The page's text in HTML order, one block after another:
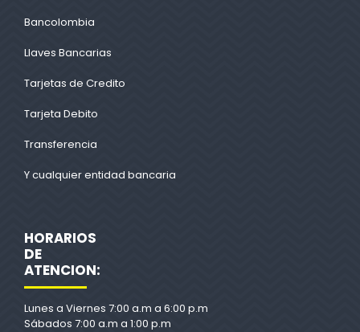
Bancolombia
Llaves Bancarias
Tarjetas de Credito
Tarjeta Debito
Transferencia
Y cualquier entidad bancaria
HORARIOS
DE
ATENCION:
Lunes a Viernes 7:00 a.m a 6:00 p.m
Sábados 7:00 a.m a 1:00 p.m